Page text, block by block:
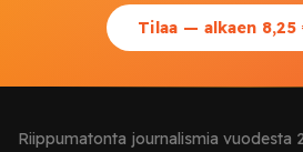
Tilaa — alkaen
Riippumatonta journalismia vuodesta